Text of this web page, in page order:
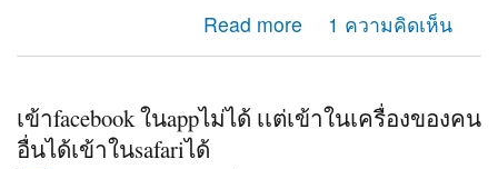
Read more
about เข้าสู่ระบบของเฟสบุ้คไม่ได้ค่ะเนื่องจากตั้งรหัสยืนยัน
สองชั้น
1 ความคิดเห็น
เข้าfacebook ในappไม่ได้ เเต่เข้าในเครื่องของคน
อื่นได้เข้าในsafariได้